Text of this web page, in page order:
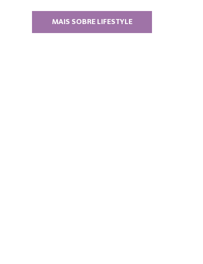
MAIS SOBRE LIFESTYLE